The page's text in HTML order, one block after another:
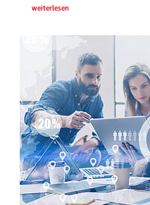
weiterlesen